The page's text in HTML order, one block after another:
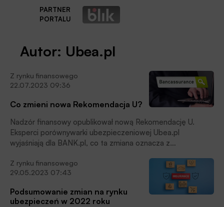
PARTNER
PORTALU
Autor: Ubea.pl
Z rynku finansowego
22.07.2023 09:36
Co zmieni nowa Rekomendacja U?
Nadzór finansowy opublikował nową Rekomendację U.
Eksperci porównywarki ubezpieczeniowej Ubea.pl
wyjaśniają dla BANK.pl, co ta zmiana oznacza z
Z rynku finansowego
29.05.2023 07:43
Podsumowanie zmian na rynku
ubezpieczeń w 2022 roku